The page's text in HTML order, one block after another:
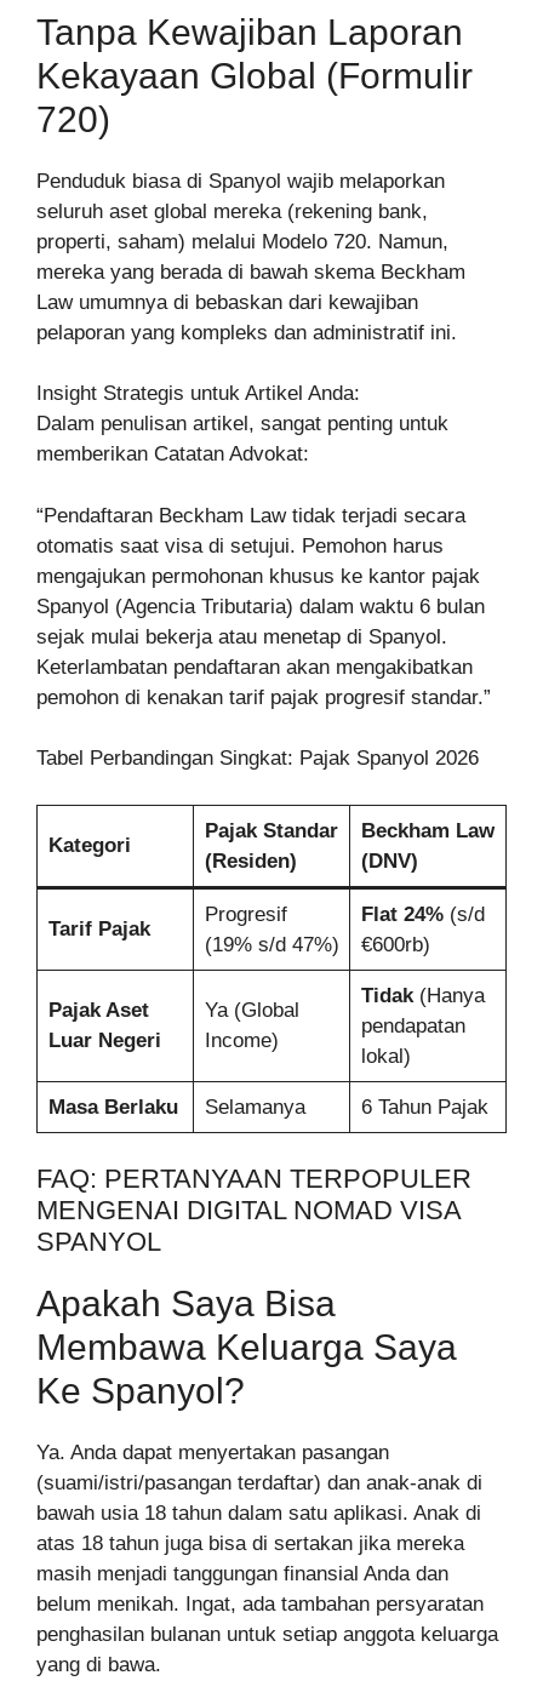
Tanpa Kewajiban Laporan
Kekayaan Global (Formulir
720)
Penduduk biasa di Spanyol wajib melaporkan
seluruh aset global mereka (rekening bank,
properti, saham) melalui Modelo 720. Namun,
mereka yang berada di bawah skema Beckham
Law umumnya di bebaskan dari kewajiban
pelaporan yang kompleks dan administratif ini.
Insight Strategis untuk Artikel Anda:
Dalam penulisan artikel, sangat penting untuk
memberikan Catatan Advokat:
“Pendaftaran Beckham Law tidak terjadi secara
otomatis saat visa di setujui. Pemohon harus
mengajukan permohonan khusus ke kantor pajak
Spanyol (Agencia Tributaria) dalam waktu 6 bulan
sejak mulai bekerja atau menetap di Spanyol.
Keterlambatan pendaftaran akan mengakibatkan
pemohon di kenakan tarif pajak progresif standar.”
Tabel Perbandingan Singkat: Pajak Spanyol 2026
Kategori
Pajak Standar
(Residen)
Beckham Law
(DNV)
Tarif Pajak
Progresif
(19% s/d 47%)
Flat 24%(s/d
€600rb)
Pajak Aset
Luar Negeri
Ya (Global
Income)
Tidak(Hanya
pendapatan
lokal)
Masa Berlaku Selamanya 6 Tahun Pajak
FAQ: PERTANYAAN TERPOPULER
MENGENAI DIGITAL NOMAD VISA
SPANYOL
Apakah Saya Bisa
Membawa Keluarga Saya
Ke Spanyol?
Ya. Anda dapat menyertakan pasangan
(suami/istri/pasangan terdaftar) dan anak-anak di
bawah usia 18 tahun dalam satu aplikasi. Anak di
atas 18 tahun juga bisa di sertakan jika mereka
masih menjadi tanggungan finansial Anda dan
belum menikah. Ingat, ada tambahan persyaratan
penghasilan bulanan untuk setiap anggota keluarga
yang di bawa.